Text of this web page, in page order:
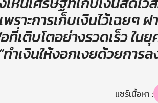
ราะการเก็บเงินไว้เฉยๆ
อที่เติบโตอย่างรวดเร็ว
ำเงินให้งอกเงยด้วยการ
แชร์เนื้อหา :